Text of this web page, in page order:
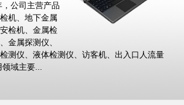
公司主营产品
机、地下金属
检机、金属检
金属探测仪、
测仪、液体检测仪、访客机、出入口人流量
域主要...